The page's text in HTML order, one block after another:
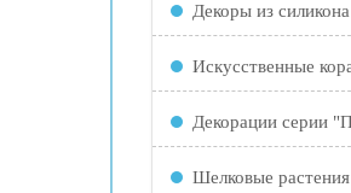
Декоры из
Искусственные
Декорации серии
Шелковые растения